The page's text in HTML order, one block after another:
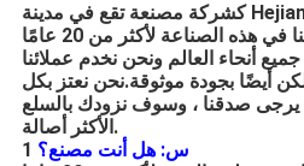
أنحاء العالم ونحن نخدم عملائنا
أيضًا بجودة موثوقة.نحن نعتز بكل
يرجى صدقنا ، وسوف نزودك بالسلع
الأكثر أصالة.
1 س: هل أنت مصنع؟